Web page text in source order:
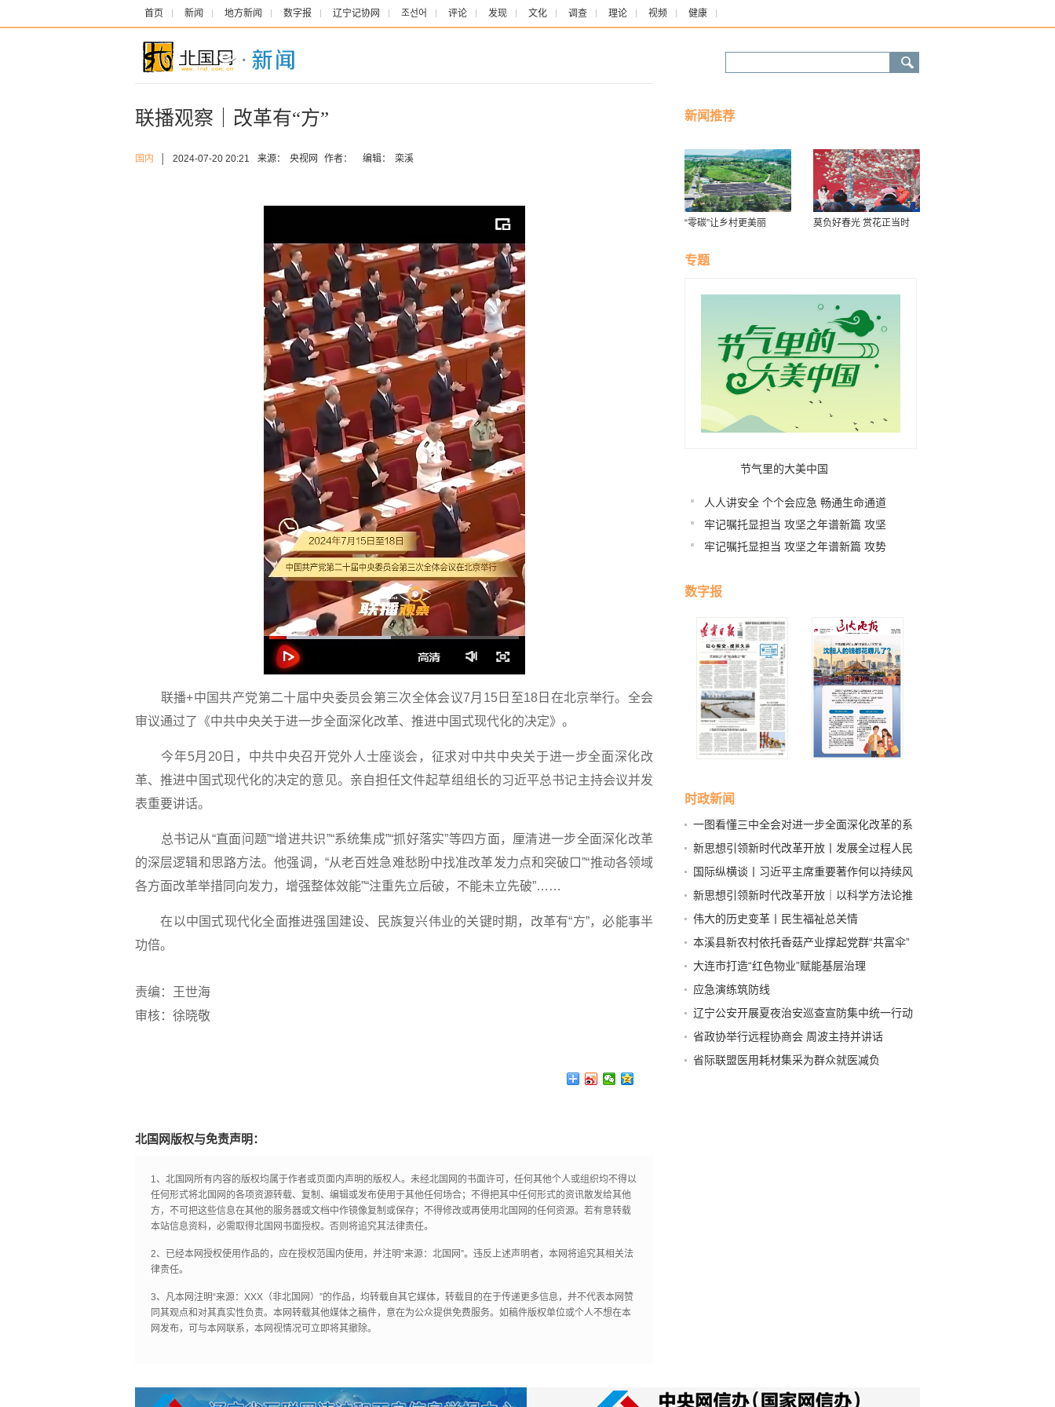
首页 新闻 地方新闻 数字报 辽宁记协网 조선어 评论 发现 文化 调查 理论 视频 健康
联播观察｜改革有“方”
国内 2024-07-20 20:21 来源： 央视网 作者： 编辑： 栾溪
联播+中国共产党第二十届中央委员会第三次全体会议7月15日至18日在北京举行。全会
审议通过了《中共中央关于进一步全面深化改革、推进中国式现代化的决定》。
今年5月20日，中共中央召开党外人士座谈会，征求对中共中央关于进一步全面深化改
革、推进中国式现代化的决定的意见。亲自担任文件起草组组长的习近平总书记主持会议并发
表重要讲话。
总书记从“直面问题”“增进共识”“系统集成”“抓好落实”等四方面，厘清进一步全面深化改革
的深层逻辑和思路方法。他强调，“从老百姓急难愁盼中找准改革发力点和突破口”“推动各领域
各方面改革举措同向发力，增强整体效能”“注重先立后破，不能未立先破”……
在以中国式现代化全面推进强国建设、民族复兴伟业的关键时期，改革有“方”，必能事半
功倍。
责编：王世海
审核：徐晓敬
北国网版权与免责声明：
1、北国网所有内容的版权均属于作者或页面内声明的版权人。未经北国网的书面许可，任何其他个人或组织均不得以
任何形式将北国网的各项资源转载、复制、编辑或发布使用于其他任何场合；不得把其中任何形式的资讯散发给其他
方，不可把这些信息在其他的服务器或文档中作镜像复制或保存；不得修改或再使用北国网的任何资源。若有意转载
本站信息资料，必需取得北国网书面授权。否则将追究其法律责任。
2、已经本网授权使用作品的，应在授权范围内使用，并注明“来源：北国网”。违反上述声明者，本网将追究其相关法
律责任。
3、凡本网注明“来源：XXX（非北国网）”的作品，均转载自其它媒体，转载目的在于传递更多信息，并不代表本网赞
同其观点和对其真实性负责。本网转载其他媒体之稿件，意在为公众提供免费服务。如稿件版权单位或个人不想在本
网发布，可与本网联系，本网视情况可立即将其撤除。
新闻推荐
“零碳”让乡村更美丽 莫负好春光 赏花正当时
专题
节气里的大美中国
人人讲安全 个个会应急 畅通生命通道
牢记嘱托显担当 攻坚之年谱新篇 攻坚
者
牢记嘱托显担当 攻坚之年谱新篇 攻势
数字报
时政新闻
一图看懂三中全会对进一步全面深化改革的系
统部署
新思想引领新时代改革开放丨发展全过程人民
民主 保障人民当家作主
国际纵横谈丨习近平主席重要著作何以持续风
行世界
新思想引领新时代改革开放｜以科学方法论推
进全面深化改革伟大实践——新思想引领新时代
改革开放述评之六
伟大的历史变革丨民生福祉总关情
本溪县新农村依托香菇产业撑起党群“共富伞”
大连市打造“红色物业”赋能基层治理
应急演练筑防线
辽宁公安开展夏夜治安巡查宣防集中统一行动
省政协举行远程协商会 周波主持并讲话
省际联盟医用耗材集采为群众就医减负